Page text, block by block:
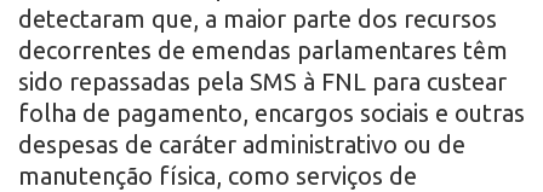
detectaram que, a maior parte dos recursos
decorrentes de emendas parlamentares têm
sido repassadas pela SMS à FNL para custear
folha de pagamento, encargos sociais e outras
despesas de caráter administrativo ou de
manutenção física, como serviços de